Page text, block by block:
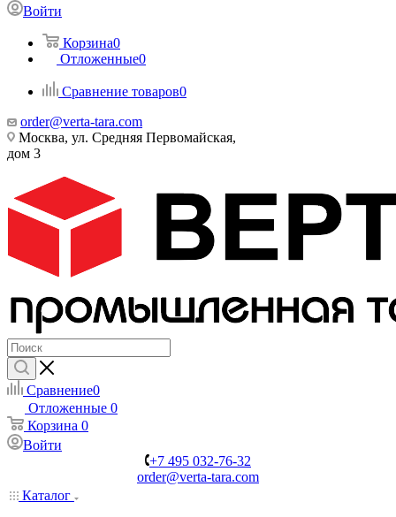
Войти
Корзина0
Отложенные0
Сравнение товаров0
order@verta-tara.com
Москва, ул. Средняя Первомайская,
дом 3
Сравнение0
Отложенные 0
Корзина 0
Войти
+7 495 032-76-32
order@verta-tara.com
Каталог